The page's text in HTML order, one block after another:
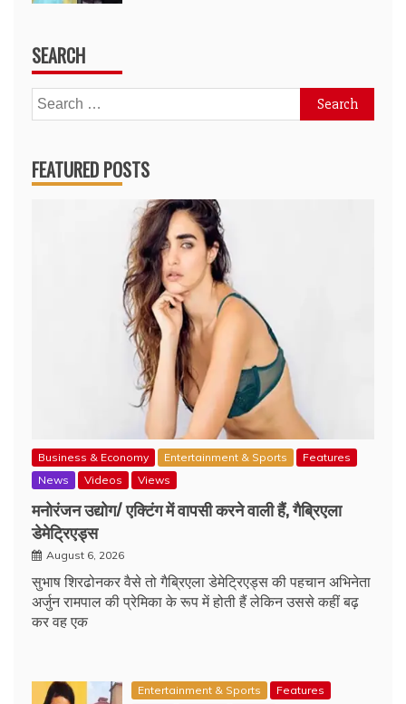
SEARCH
Search
for:
FEATURED POSTS
Business & Economy Entertainment & Sports
Features
News
Videos Views
मनोरंजन उद्योग/ एक्टिंग में वापसी करने वाली हैं, गैब्रिएला
डेमेट्रिएड्स
August 6, 2026
सुभाष शिरढोनकर वैसे तो गैब्रिएला डेमेट्रिएड्स की पहचान अभिनेता
अर्जुन रामपाल की प्रेमिका के रूप में होती हैं लेकिन उससे कहीं बढ़
कर वह एक
Entertainment & Sports
Features